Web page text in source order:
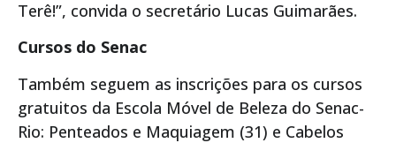
Terê!”, convida o secretário Lucas Guimarães.
Cursos do Senac
Também seguem as inscrições para os cursos
gratuitos da Escola Móvel de Beleza do Senac-
Rio: Penteados e Maquiagem (31) e Cabelos